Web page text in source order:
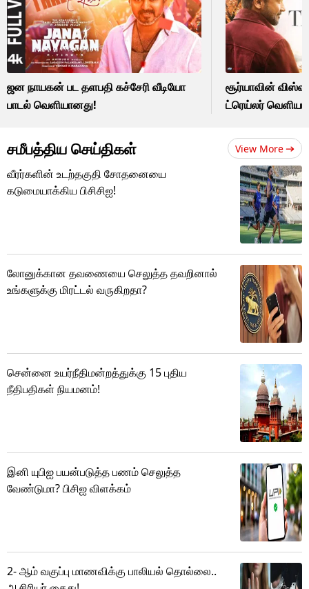
ஜன நாயகன் பட தளபதி கச்சேரி வீடியோ
பாடல் வெளியானது!
சூர்யாவின்
ட்ரெய்லர்
சமீபத்திய செய்திகள் View More
வீரர்களின் உடற்தகுதி சோதனையை
கடுமையாக்கிய பிசிசிஐ!
லோனுக்கான தவணையை செலுத்த தவறினால்
உங்களுக்கு மிரட்டல் வருகிறதா?
சென்னை உயர்நீதிமன்றத்துக்கு 15 புதிய
நீதிபதிகள் நியமனம்!
இனி யுபிஐ பயன்படுத்த பணம் செலுத்த
வேண்டுமா? பிசிஐ விளக்கம்
2- ஆம் வகுப்பு மாணவிக்கு பாலியல் தொல்லை..